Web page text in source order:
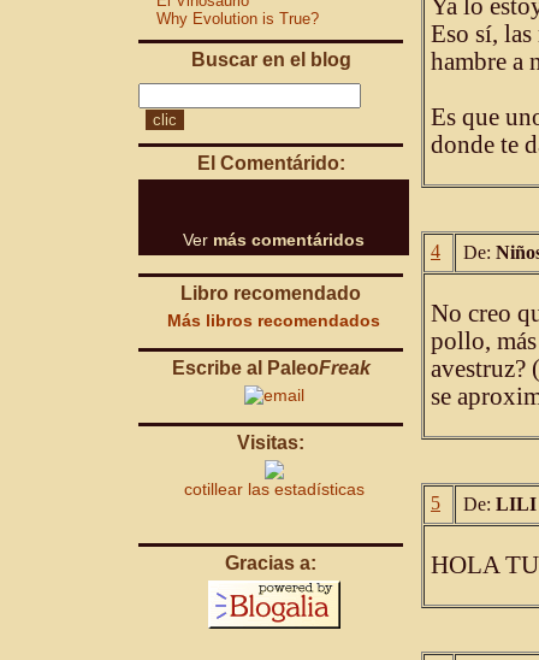
Why Evolution is True?
Buscar en el blog
El Comentárido:
Ver más comentáridos
Libro recomendado
Más libros recomendados
Escribe al PaleoFreak
Visitas:
cotillear las estadísticas
Gracias a:
Ya lo
Eso sí,
hambre a
Es que
donde te
4 De:
No creo
pollo,
avestruz?
se
5 De: LILI
HOLA